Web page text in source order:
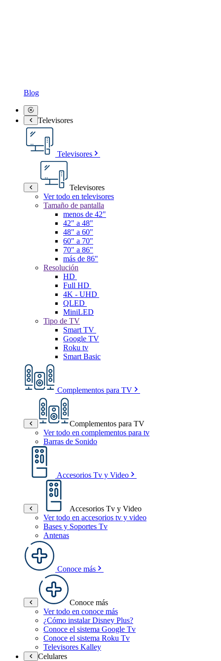
Blog
Televisores
Televisores
Televisores
Ver todo en televisores
Tamaño de pantalla
menos de 42"
42" a 48"
48" a 60"
60" a 70"
70" a 86"
más de 86"
Resolución
HD
Full HD
4K - UHD
QLED
MiniLED
Tipo de TV
Smart TV
Google TV
Roku tv
Smart Basic
Complementos para TV
Complementos para TV
Ver todo en complementos para tv
Barras de Sonido
Accesorios Tv y Video
Accesorios Tv y Video
Ver todo en accesorios tv y video
Bases y Soportes Tv
Antenas
Conoce más
Conoce más
Ver todo en conoce más
¿Cómo instalar Disney Plus?
Conoce el sistema Google Tv
Conoce el sistema Roku Tv
Televisores Kalley
Celulares